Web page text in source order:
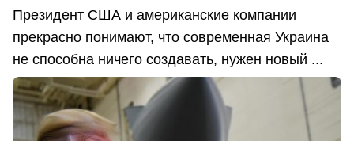
Президент США и американские компании
прекрасно понимают, что современная Украина
не способна ничего создавать, нужен новый ...